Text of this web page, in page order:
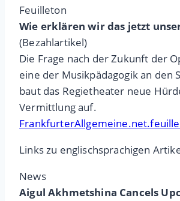
Feuilleton
Wie erklären wir das jetzt
(Bezahlartikel)
Die Frage nach der Zukunft der
eine der Musikpädagogik an den
baut das Regietheater neue
Vermittlung auf.
Links zu englischsprachigen
News
Aigul Akhmetshina Cancels